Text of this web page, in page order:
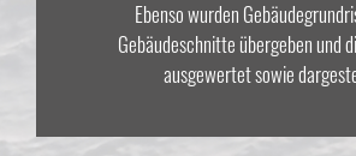
Ebenso wurden
Gebäudeschnitte übergeben und
ausgewertet sowie